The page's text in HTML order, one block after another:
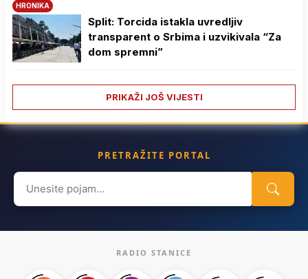
HRONIKA
Split: Torcida istakla uvredljiv
transparent o Srbima i uzvikivala “Za
dom spremni”
PRIKAŽI JOŠ VIJESTI
PRETRAŽITE PORTAL
Search
for:
RADIO STANICE